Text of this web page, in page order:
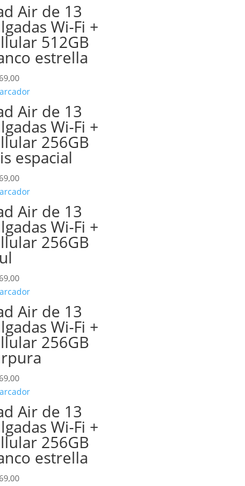
Air de 13
Wi-Fi +
512GB
estrella
Air de 13
Wi-Fi +
256GB
espacial
Air de 13
Wi-Fi +
256GB
Air de 13
Wi-Fi +
256GB
Air de 13
Wi-Fi +
256GB
estrella